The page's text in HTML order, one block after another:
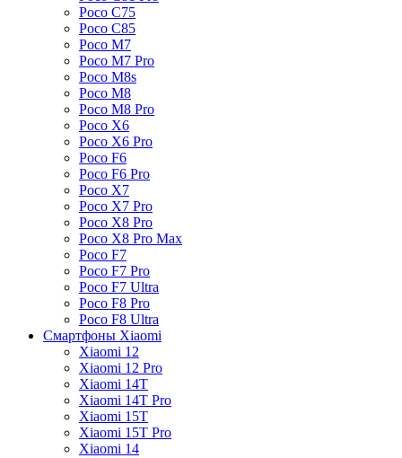
Poco C75
Poco C85
Poco M7
Poco M7 Pro
Poco M8s
Poco M8
Poco M8 Pro
Poco X6
Poco X6 Pro
Poco F6
Poco F6 Pro
Poco X7
Poco X7 Pro
Poco X8 Pro
Poco X8 Pro Max
Poco F7
Poco F7 Pro
Poco F7 Ultra
Poco F8 Pro
Poco F8 Ultra
Смартфоны Xiaomi
Xiaomi 12
Xiaomi 12 Pro
Xiaomi 14T
Xiaomi 14T Pro
Xiaomi 15T
Xiaomi 15T Pro
Xiaomi 14